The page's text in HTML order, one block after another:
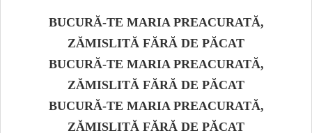
BUCURĂ-TE MARIA PREACURATĂ,
ZĂMISLITĂ FĂRĂ DE PĂCAT
BUCURĂ-TE MARIA PREACURATĂ,
ZĂMISLITĂ FĂRĂ DE PĂCAT
BUCURĂ-TE MARIA PREACURATĂ,
ZĂMISLITĂ FĂRĂ DE PĂCAT